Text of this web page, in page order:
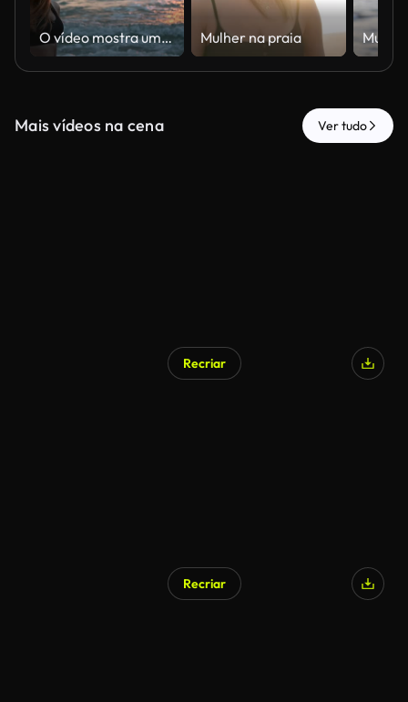
O vídeo mostra uma jovem feliz à beira do mar enquanto barcos de pesca passam à noite. Mulher na praia
Mais vídeos na cena Ver tudo
Recriar
Recriar